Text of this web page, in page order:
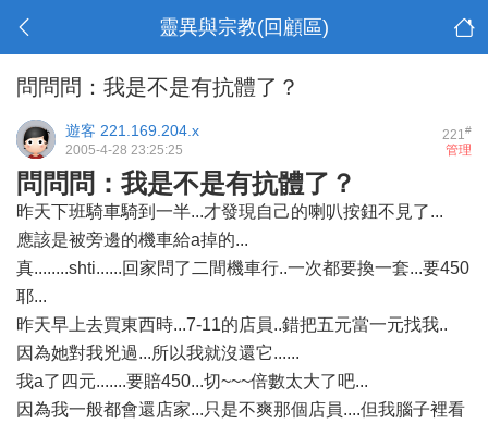
靈異與宗教(回顧區)
問問問：我是不是有抗體了？
221#
遊客 221.169.204.x
管理
2005-4-28 23:25:25
問問問：我是不是有抗體了？
昨天下班騎車騎到一半...才發現自己的喇叭按鈕不見了...
應該是被旁邊的機車給a掉的...
真........shti......回家問了二間機車行..一次都要換一套...要450
耶...
昨天早上去買東西時...7-11的店員..錯把五元當一元找我..
因為她對我兇過...所以我就沒還它......
我a了四元.......要賠450...切~~~倍數太大了吧...
因為我一般都會還店家...只是不爽那個店員....但我腦子裡看